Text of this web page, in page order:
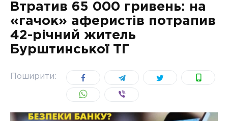
УКРАЇНА
Втратив 65 000 гривень: на
«гачок» аферистів потрапив
42-річний житель
Бурштинської ТГ
Поширити: